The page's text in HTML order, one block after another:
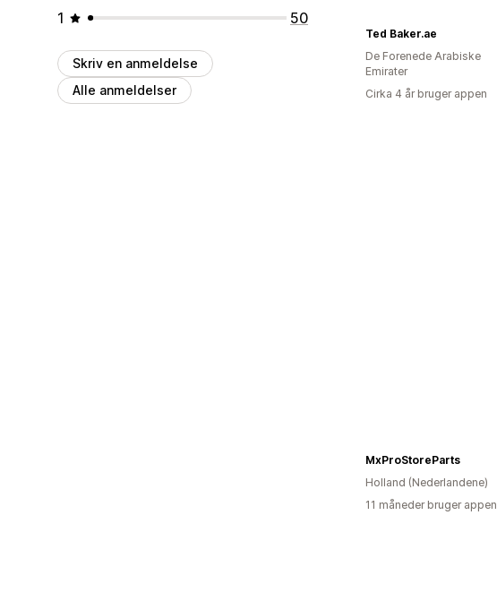
1
50
Skriv en anmeldelse
Alle anmeldelser
Ted Baker.ae
De Forenede Arabiske
Emirater
Cirka 4 år bruger appen
MxProStoreParts
Holland (Nederlandene)
11 måneder bruger appen